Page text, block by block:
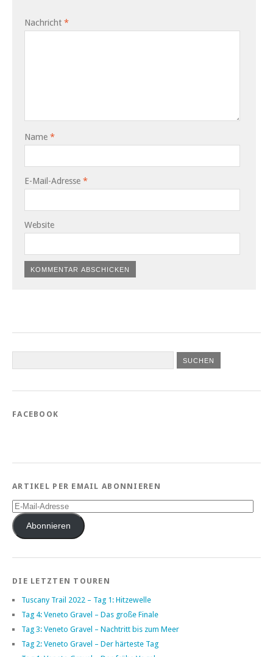
Nachricht *
Name *
E-Mail-Adresse *
Website
FACEBOOK
ARTIKEL PER EMAIL ABONNIEREN
E-
Mail-
AdresseAbonnieren
DIE LETZTEN TOUREN
Tuscany Trail 2022 – Tag 1: Hitzewelle
Tag 4: Veneto Gravel – Das große Finale
Tag 3: Veneto Gravel – Nachtritt bis zum Meer
Tag 2: Veneto Gravel – Der härteste Tag